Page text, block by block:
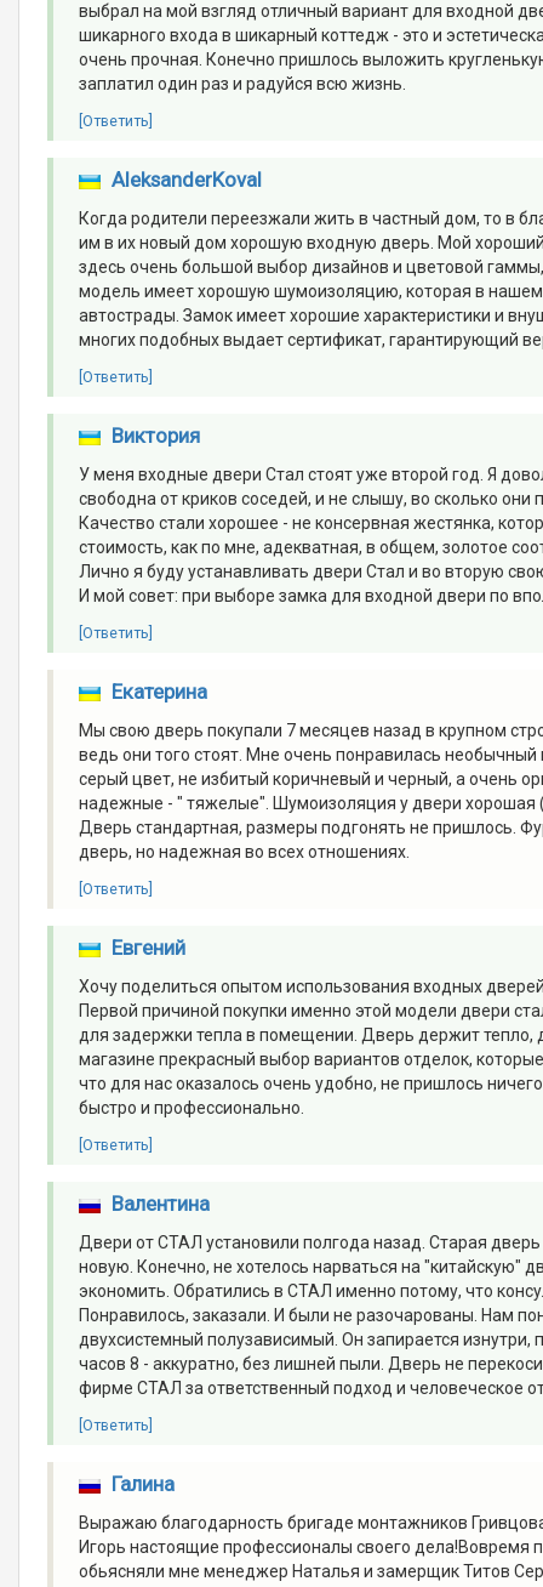
выбрал на мой взгляд отличный вариант для входной
шикарного входа в шикарный коттедж - это и
очень прочная. Конечно пришлось выложить
заплатил один раз и радуйся всю жизнь.
[Ответить]
AleksanderKoval
Когда родители переезжали жить в частный дом, то в
им в их новый дом хорошую входную дверь. Мой
здесь очень большой выбор дизайнов и цветовой
модель имеет хорошую шумоизоляцию, которая в нашем
автострады. Замок имеет хорошие характеристики и
многих подобных выдает сертификат, гарантирующий
[Ответить]
Виктория
У меня входные двери Стал стоят уже второй год. Я
свободна от криков соседей, и не слышу, во сколько они
Качество стали хорошее - не консервная жестянка,
стоимость, как по мне, адекватная, в общем, золотое
Лично я буду устанавливать двери Стал и во вторую
И мой совет: при выборе замка для входной двери по
[Ответить]
Екатерина
Мы свою дверь покупали 7 месяцев назад в крупном
ведь они того стоят. Мне очень понравилась
серый цвет, не избитый коричневый и черный, а очень
надежные - " тяжелые". Шумоизоляция у двери
Дверь стандартная, размеры подгонять не пришлось.
дверь, но надежная во всех отношениях.
[Ответить]
Евгений
Хочу поделиться опытом использования входных
Первой причиной покупки именно этой модели двери
для задержки тепла в помещении. Дверь держит тепло,
магазине прекрасный выбор вариантов отделок,
что для нас оказалось очень удобно, не пришлось
быстро и профессионально.
[Ответить]
Валентина
Двери от СТАЛ установили полгода назад. Старая
новую. Конечно, не хотелось нарваться на
экономить. Обратились в СТАЛ именно потому, что
Понравилось, заказали. И были не разочарованы. Нам
двухсистемный полузависимый. Он запирается
часов 8 - аккуратно, без лишней пыли. Дверь не
фирме СТАЛ за ответственный подход и человеческое
[Ответить]
Галина
Выражаю благодарность бригаде монтажников
Игорь настоящие профессионалы своего дела!Вовремя
обьясняли мне менеджер Наталья и замерщик Титов